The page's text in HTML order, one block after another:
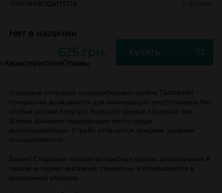
Нет в наличии
ХарактеристикиОтзывы
Споровые отпечатки псилоцибиновых грибов Tasmanian -
прекрасная возможность для начинающих этноботаников без
особых усилий получить большой урожай плодовых тел.
Штамм занимает лидирующее место среди
высокоурожайных. Стрейн отличается средним уровнем
психоактивности.
Важно! Споровые оттиски волшебных грибов, реализуемые в
нашем интернет-магазине, стерильны и отправляются в
фирменной упаковке.